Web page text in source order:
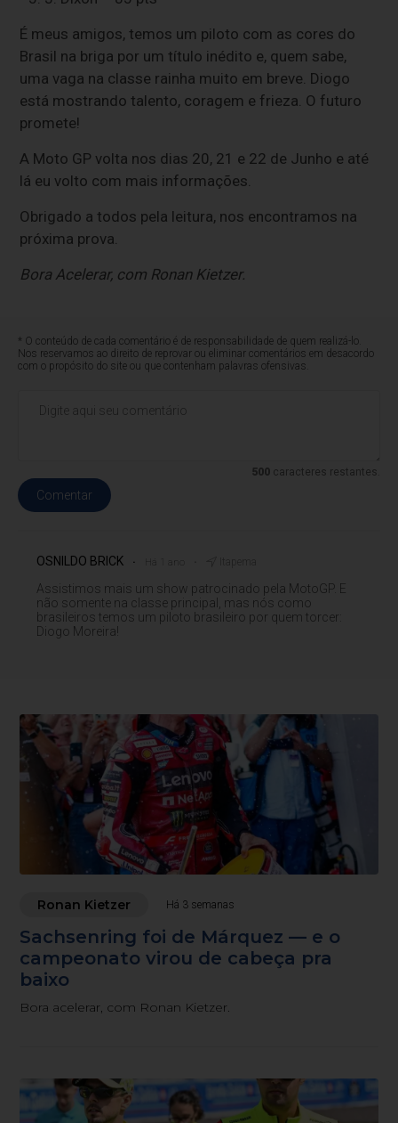
É meus amigos, temos um piloto com as cores do
Brasil na briga por um título inédito e, quem sabe,
uma vaga na classe rainha muito em breve. Diogo
está mostrando talento, coragem e frieza. O futuro
promete!
A Moto GP volta nos dias 20, 21 e 22 de Junho e até
lá eu volto com mais informações.
Obrigado a todos pela leitura, nos encontramos na
próxima prova.
Bora Acelerar, com Ronan Kietzer.
* O conteúdo de cada comentário é de responsabilidade de quem realizá-lo.
Nos reservamos ao direito de reprovar ou eliminar comentários em desacordo
com o propósito do site ou que contenham palavras ofensivas.
500caracteres restantes.
Comentar
OSNILDO BRICK Há 1 ano
Assistimos mais um show patrocinado pela MotoGP. E
não somente na classe principal, mas nós como
brasileiros temos um piloto brasileiro por quem torcer:
Diogo Moreira!
Ronan Kietzer Há 3 semanas
Sachsenring foi de Márquez — e o
campeonato virou de cabeça pra
baixo
Bora acelerar, com Ronan Kietzer.